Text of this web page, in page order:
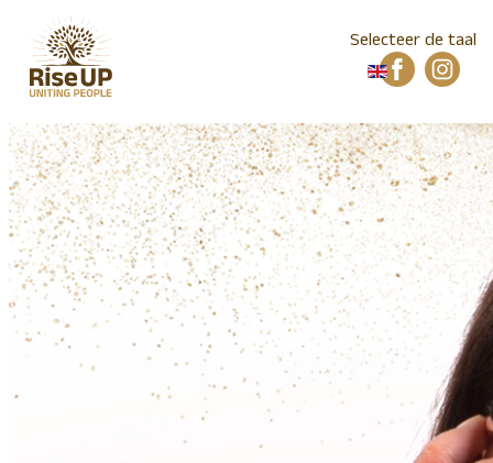
Home
Locatie
Mailinglist
Foto collectie
Video collectie
Elementen
Selecteer de taal